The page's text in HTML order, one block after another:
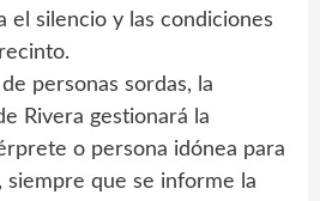
el silencio y las condiciones
personas sordas, la
Rivera gestionará la
o persona idónea para
siempre que se informe la